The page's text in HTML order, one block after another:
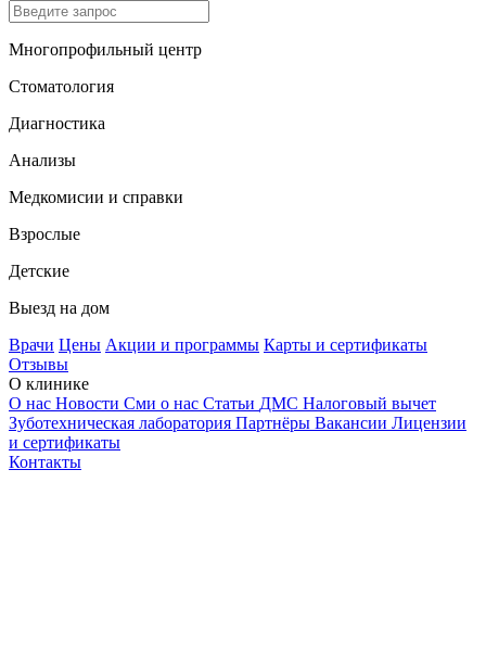
Многопрофильный центр
Стоматология
Диагностика
Анализы
Медкомисии и справки
Взрослые
Детские
Выезд на дом
Врачи Цены Акции и программы Карты и сертификаты
Отзывы
О клинике
О нас Новости Сми о нас Статьи ДМС Налоговый вычет
Зуботехническая лаборатория Партнёры Вакансии Лицензии
и сертификаты
Контакты